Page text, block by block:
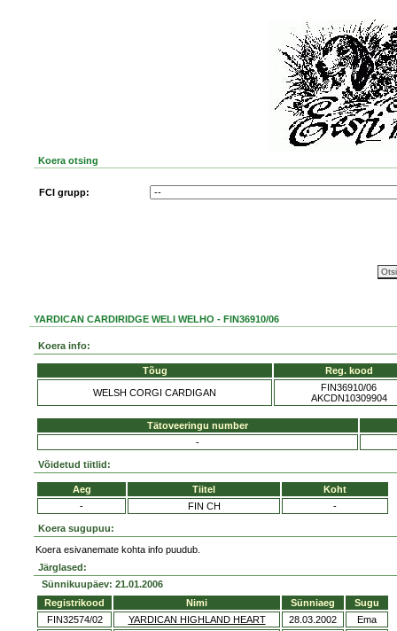
Koera otsing
FCI grupp:
YARDICAN CARDIRIDGE WELI WELHO - FIN36910/06
Koera info:
Tõug Reg. kood
WELSH CORGI CARDIGAN
FIN36910/06
AKCDN10309904
Tätoveeringu number
-
Võidetud tiitlid:
Aeg Tiitel
Koht
-
FIN CH -
Koera sugupuu:
Koera esivanemate kohta info puudub.
Järglased:
Sünnikuupäev: 21.01.2006
Registrikood
Nimi Sünniaeg
Sugu
FIN32574/02
YARDICAN HIGHLAND HEART 28.03.2002
Ema